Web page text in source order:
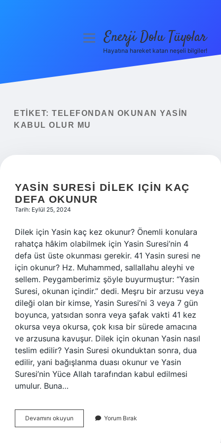
Yasal Uyarı
menüyüEnerji Dolu Tüyolar
Hayatına hareket katan neşeli bilgiler!
ETIKET: TELEFONDAN OKUNAN YASIN
KABUL OLUR MU
YASIN SURESI DILEK IÇIN KAÇ
DEFA OKUNUR
Tarih: Eylül 25, 2024
Dilek için Yasin kaç kez okunur? Önemli konulara
rahatça hâkim olabilmek için Yasin Suresi’nin 4
defa üst üste okunması gerekir. 41 Yasin suresi ne
için okunur? Hz. Muhammed, sallallahu aleyhi ve
sellem. Peygamberimiz şöyle buyurmuştur: “Yasin
Suresi, okunan içindir.” dedi. Meşru bir arzusu veya
dileği olan bir kimse, Yasin Suresi’ni 3 veya 7 gün
boyunca, yatsıdan sonra veya şafak vakti 41 kez
okursa veya okursa, çok kısa bir sürede amacına
ve arzusuna kavuşur. Dilek için okunan Yasin nasıl
teslim edilir? Yasin Suresi okunduktan sonra, dua
edilir, yani bağışlanma duası okunur ve Yasin
Suresi’nin Yüce Allah tarafından kabul edilmesi
umulur. Buna…
Devamını okuyun
Suresi
Yorum Bırak